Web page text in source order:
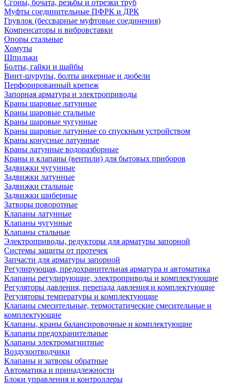
Сгоны, бочата, резьбы и отрезки труб
Муфты соединительные ПФРК и ДРК
Грувлок (бессварные муфтовые соединения)
Компенсаторы и вибровставки
Опоры стальные
Хомуты
Шпильки
Болты, гайки и шайбы
Винт-шурупы, болты анкерные и дюбели
Перфорированный крепеж
Запорная арматура и электроприводы
Краны шаровые латунные
Краны шаровые стальные
Краны шаровые чугунные
Краны шаровые латунные со спускным устройством
Краны конусные латунные
Краны латунные водоразборные
Краны и клапаны (вентили) для бытовых приборов
Задвижки чугунные
Задвижки латунные
Задвижки стальные
Задвижки шиберные
Затворы поворотные
Клапаны латунные
Клапаны чугунные
Клапаны стальные
Электроприводы, редукторы для арматуры запорной
Системы защиты от протечек
Запчасти для арматуры запорной
Регулирующая, предохранительная арматура и автоматика
Клапаны регулирующие, электроприводы и комплектующие
Регуляторы давления, перепада давления и комплектующие
Регуляторы температуры и комплектующие
Клапаны смесительные, термостатические смесительные и
комплектующие
Клапаны, краны балансировочные и комплектующие
Клапаны предохранительные
Клапаны электромагнитные
Воздухоотводчики
Клапаны и затворы обратные
Автоматика и принадлежности
Блоки управления и контроллеры